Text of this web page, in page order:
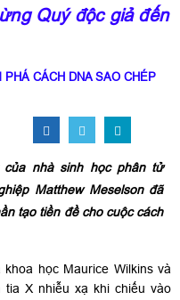
Quý độc giả đến
PHÁ CÁCH DNA SAO CHÉP
nhà sinh học phân tử
Matthew Meselson đã
tạo tiền đề cho cuộc cách
học Maurice Wilkins và
tia X nhiễu xạ khi chiếu vào